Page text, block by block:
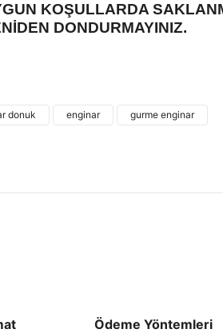
KOŞULLARDA
DONDURMAYINIZ.
Ürün bilgilerinde hatalar bulunuyor.
donuk enginar gurme enginar
Ödeme Yöntemleri